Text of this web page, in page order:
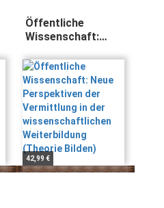
Öffentliche
Wissenschaft:
der Vermittlung in
der
wissenschaftlichen
Weiterbildung
(Theorie Bilden)
42,99 €